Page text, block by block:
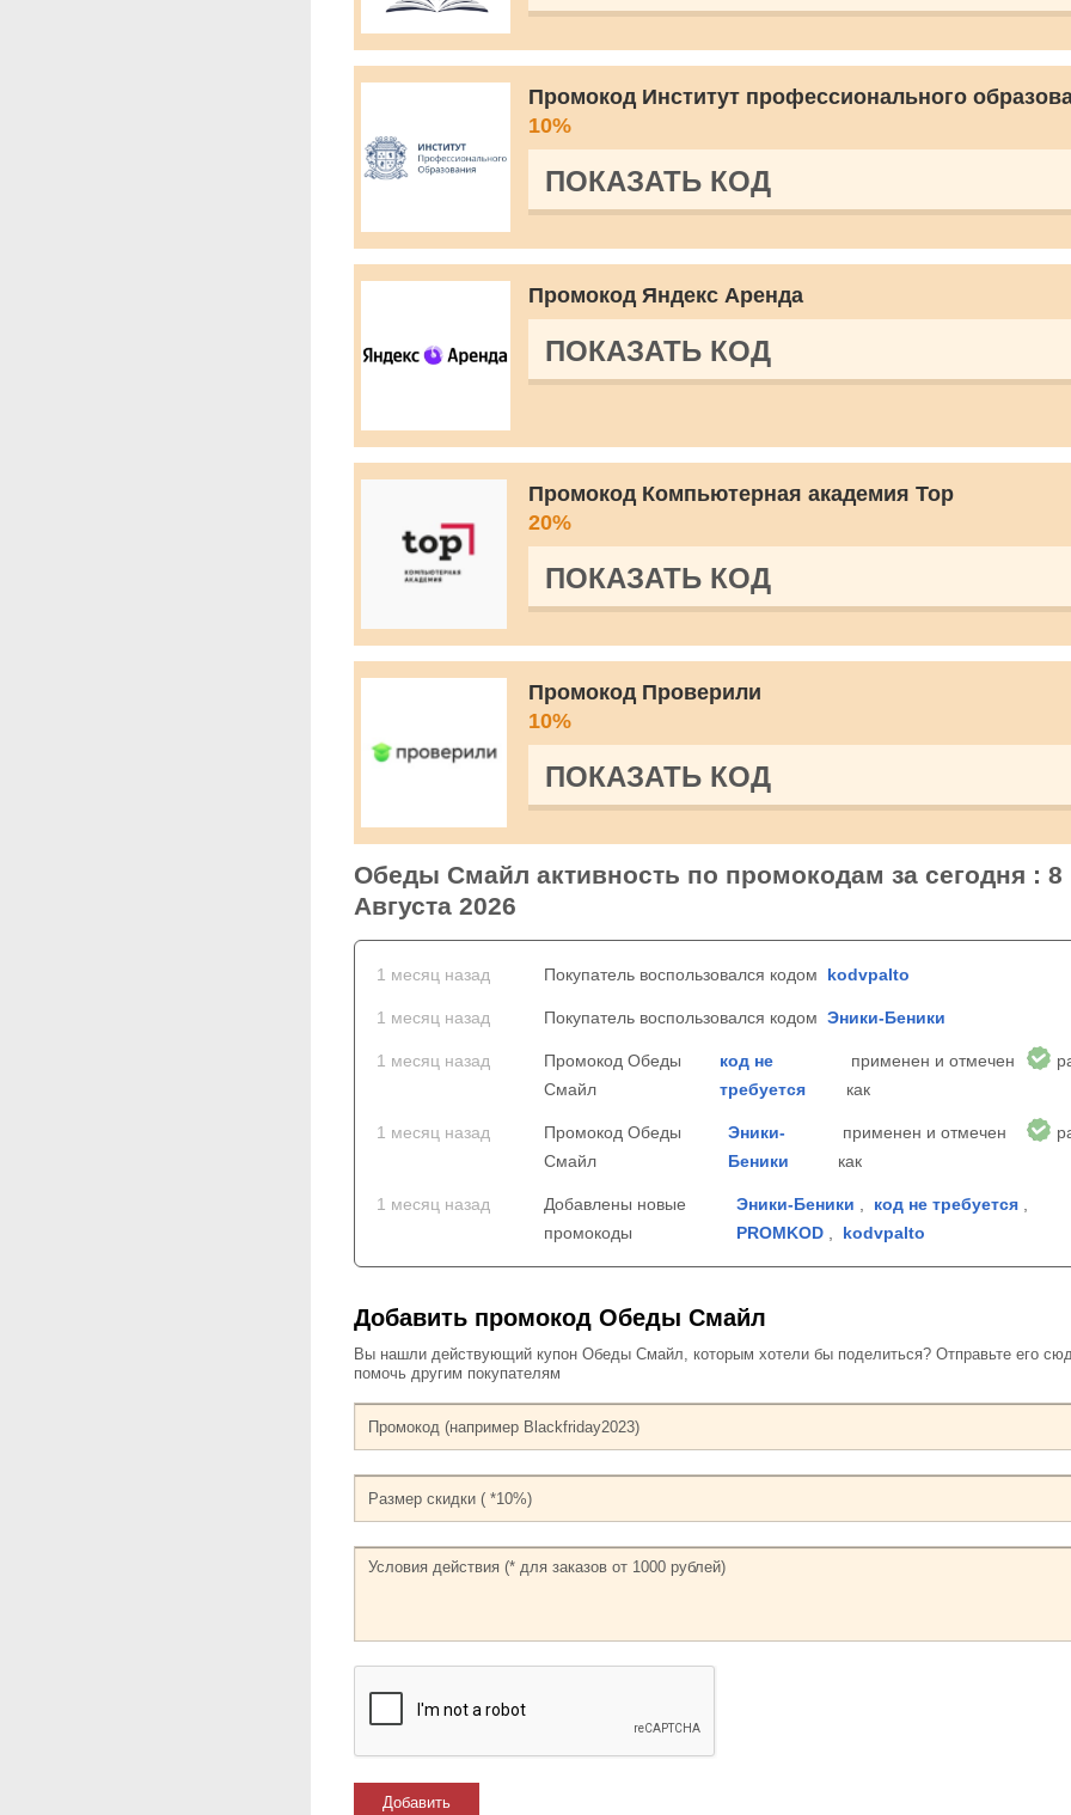
Промокод Институт профессионального
10%
ПОКАЗАТЬ КОД
Промокод Яндекс Аренда
ПОКАЗАТЬ КОД
Промокод Компьютерная академия Top
20%
ПОКАЗАТЬ КОД
Промокод Проверили
10%
ПОКАЗАТЬ КОД
Обеды Смайл активность по промокодам за сегодня : 8
Августа 2026
1 месяц назад Покупатель воспользовался кодом kodvpalto
1 месяц назад Покупатель воспользовался кодом Эники-Беники
1 месяц назад
Промокод Обеды
Смайл
код не
требуется
применен и отмечен
как
1 месяц назад
Промокод Обеды
Смайл
Эники-
Беники
применен и отмечен
как
1 месяц назад
Добавлены новые
промокоды
Эники-Беники код не требуется
PROMKOD
kodvpalto
Добавить промокод Обеды Смайл
Вы нашли действующий купон Обеды Смайл, которым хотели бы поделиться? Отправьте его
помочь другим покупателям
Добавить